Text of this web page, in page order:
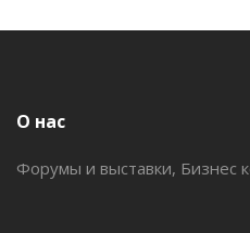
О нас
Форумы и выставки, Бизнес